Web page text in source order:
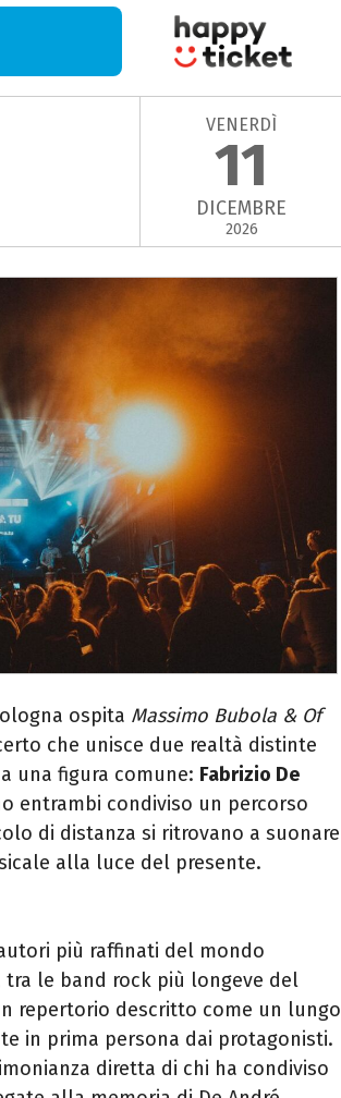
VENERDÌ
11
DICEMBRE
2026
ospita Massimo Bubola & Of
che unisce due realtà distinte
una figura comune: Fabrizio De
entrambi condiviso un percorso
di distanza si ritrovano a suonare
alla luce del presente.
più raffinati del mondo
tra le band rock più longeve del
repertorio descritto come un lungo
in prima persona dai protagonisti.
diretta di chi ha condiviso